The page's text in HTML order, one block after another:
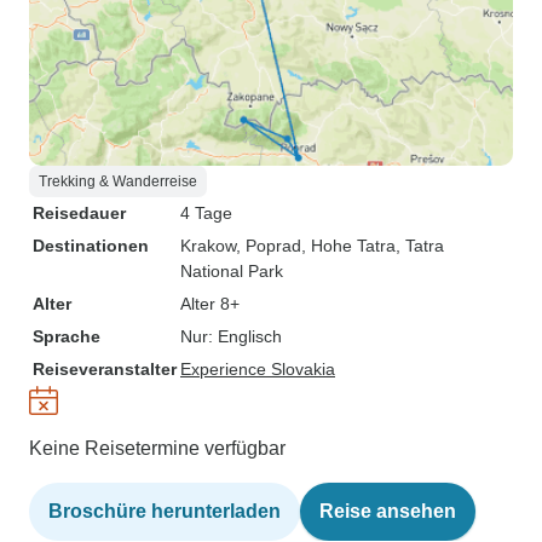
Trekking & Wanderreise
Reisedauer
4 Tage
Destinationen
Krakow, Poprad , Hohe Tatra , Tatra
National Park
Alter
Alter 8+
Sprache
Nur: Englisch
Reiseveranstalter Experience Slovakia
Keine Reisetermine verfügbar
Broschüre herunterladen Reise ansehen